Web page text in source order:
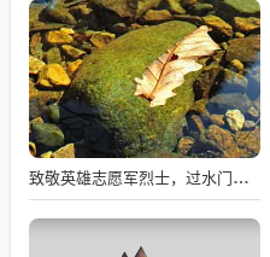
致敬英雄志愿军烈士，过水门仪式展现最高礼遇